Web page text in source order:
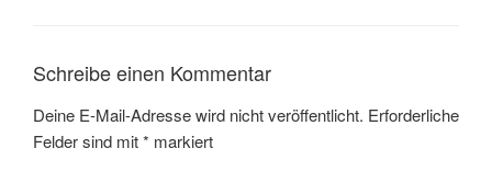
Schreibe einen Kommentar
Deine E-Mail-Adresse wird nicht veröffentlicht. Erforderliche
Felder sind mit* markiert